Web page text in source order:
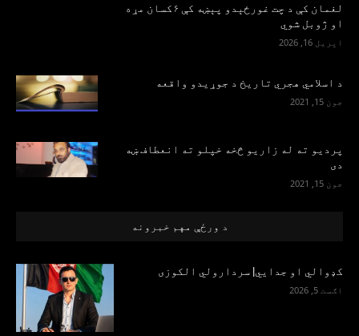
لغمان کې د چت غورځېدو پېښه کې ۶کسان مړه
او ژوبل شوي
اپریل 16, 2026
د اسلامي هجري تاریخ د جوړیدو واقعه
جون 15, 2021
پرديو ته له زاريو څخه خپلو ته انعطاف ښه
دی
جون 15, 2021
د ورځې مهم خبرونه
کډوالي او جدايي| سردارولي الکوزی
اګست 5, 2026